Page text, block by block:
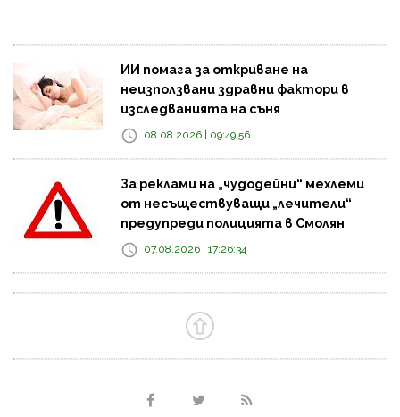
ИИ помага за откриване на
неизползвани здравни фактори в
изследванията на съня
08.08.2026 | 09:49:56
За реклами на „чудодейни“ мехлеми
от несъществуващи „лечители“
предупреди полицията в Смолян
07.08.2026 | 17:26:34